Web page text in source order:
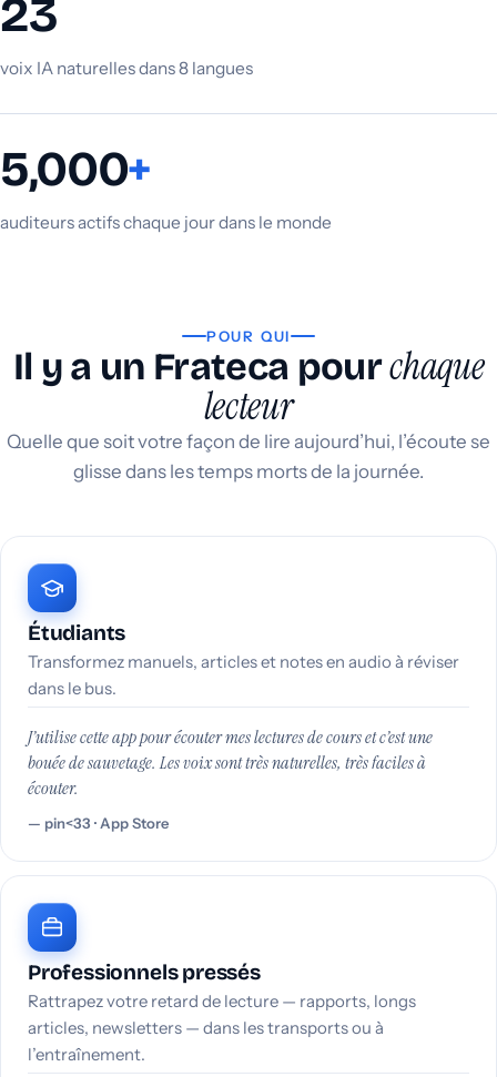
23
voix IA naturelles dans 8 langues
5,000+
auditeurs actifs chaque jour dans le monde
POUR QUI
Il y a un Frateca pourchaque
lecteur
Quelle que soit votre façon de lire aujourd’hui, l’écoute se
glisse dans les temps morts de la journée.
Étudiants
Transformez manuels, articles et notes en audio à réviser
dans le bus.
J’utilise cette app pour écouter mes lectures de cours et c’est une
bouée de sauvetage. Les voix sont très naturelles, très faciles à
écouter.
pin<33 · App Store
Professionnels pressés
Rattrapez votre retard de lecture — rapports, longs
articles, newsletters — dans les transports ou à
l’entraînement.